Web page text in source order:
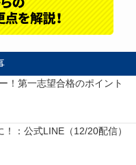
！第一志望合格のポイント
：公式LINE（12/20配信）